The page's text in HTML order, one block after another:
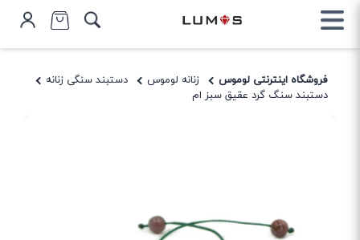
فروشگاه اینترنتی لوموس زنانه لوموس
دستبند سنگی زنانه
دستبند سنگ گرد عقیق سبز ام